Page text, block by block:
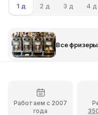
1 д
2 д 3 д 4 д
Все
Работаем с 2007
года